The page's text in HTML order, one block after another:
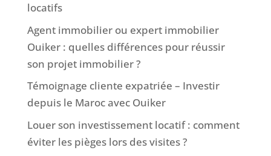
locatifs
Agent immobilier ou expert immobilier
Ouiker : quelles différences pour réussir
son projet immobilier ?
Témoignage cliente expatriée – Investir
depuis le Maroc avec Ouiker
Louer son investissement locatif : comment
éviter les pièges lors des visites ?